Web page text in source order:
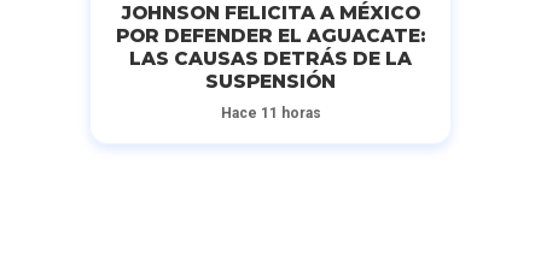
JOHNSON FELICITA A MÉXICO
POR DEFENDER EL AGUACATE:
LAS CAUSAS DETRÁS DE LA
SUSPENSIÓN
Hace 11 horas